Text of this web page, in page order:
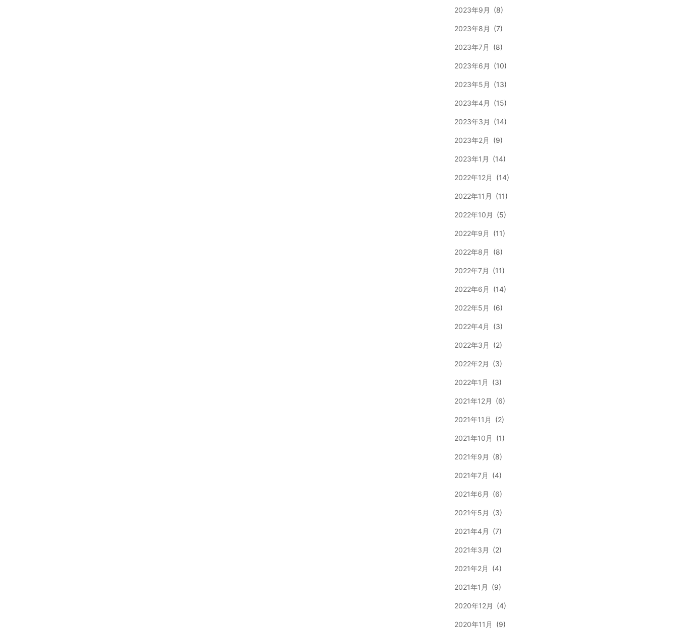
2023年9月 (8)
2023年8月 (7)
2023年7月 (8)
2023年6月 (10)
2023年5月 (13)
2023年4月 (15)
2023年3月 (14)
2023年2月 (9)
2023年1月 (14)
2022年12月 (14)
2022年11月 (11)
2022年10月 (5)
2022年9月 (11)
2022年8月 (8)
2022年7月 (11)
2022年6月 (14)
2022年5月 (6)
2022年4月 (3)
2022年3月 (2)
2022年2月 (3)
2022年1月 (3)
2021年12月 (6)
2021年11月 (2)
2021年10月 (1)
2021年9月 (8)
2021年7月 (4)
2021年6月 (6)
2021年5月 (3)
2021年4月 (7)
2021年3月 (2)
2021年2月 (4)
2021年1月 (9)
2020年12月 (4)
2020年11月 (9)